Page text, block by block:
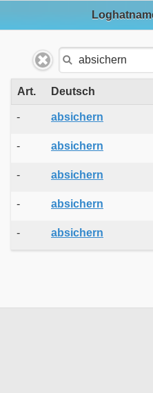
Art. Deutsch
- absichern
- absichern
- absichern
- absichern
- absichern